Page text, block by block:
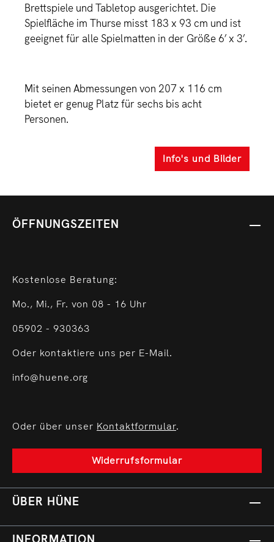
Brettspiele und Tabletop ausgerichtet. Die
Spielfläche im Thurse misst 183 x 93 cm und ist
geeignet für alle Spielmatten in der Größe 6’ x 3’.
Mit seinen Abmessungen von 207 x 116 cm
bietet er genug Platz für sechs bis acht
Personen.
Info's und Bilder
ÖFFNUNGSZEITEN
Kostenlose Beratung:
Mo., Mi., Fr. von 08 - 16 Uhr
05902 - 930363
Oder kontaktiere uns per E-Mail.
info@huene.org
Oder über unser Kontaktformular.
Widerrufsformular
ÜBER HÜNE